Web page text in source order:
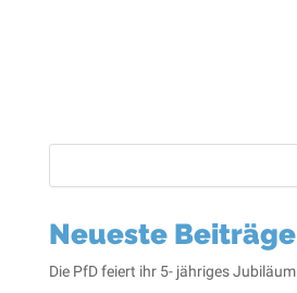
Neueste Beiträge
Die PfD feiert ihr 5- jähriges Jubiläum